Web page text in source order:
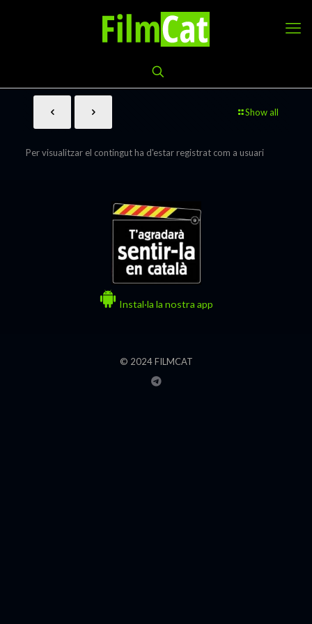
Show all
Per visualitzar el contingut ha d'estar registrat com a usuari
Instal·la la nostra app
© 2024 FILMCAT